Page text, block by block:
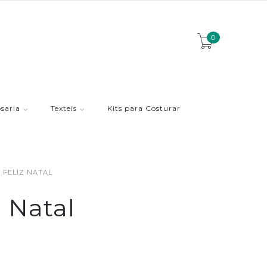
0
Texteis Kits para Costurar
FELIZ NATAL
Natal